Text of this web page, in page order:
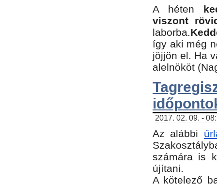
A héten
viszont
laborba.
így aki még
jöjjön el. Ha
alelnököt
2017. 02. 09. -
Az alábbi
számára is
újítani.
​A kötelező